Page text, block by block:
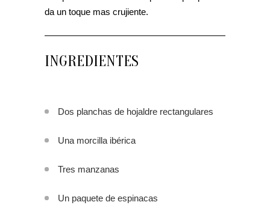
da un toque mas crujiente.
INGREDIENTES
Dos planchas de hojaldre rectangulares
Una morcilla ibérica
Tres manzanas
Un paquete de espinacas